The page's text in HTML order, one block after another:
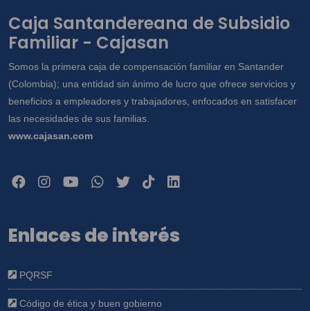
Caja Santandereana de Subsidio
Familiar - Cajasan
Somos la primera caja de compensación familiar en Santander
(Colombia); una entidad sin ánimo de lucro que ofrece servicios y
beneficios a empleadores y trabajadores, enfocados en satisfacer
las necesidades de sus familias.
www.cajasan.com
Enlaces de interés
PQRSF
Código de ética y buen gobierno